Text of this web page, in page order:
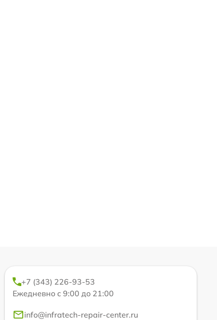
+7 (343) 226-93-53
Ежедневно с 9:00 до 21:00
info@infratech-repair-center.ru